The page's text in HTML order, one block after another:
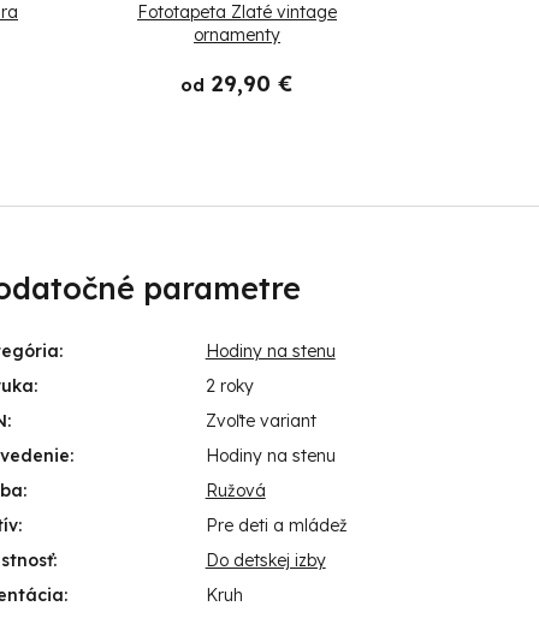
Fototapeta Zlaté vintage
ornamenty
od 29,90 €
parametre
:
Hodiny na stenu
:
2 roky
:
Zvoľte variant
:
Hodiny na stenu
:
Ružová
:
Pre deti a mládež
:
Do detskej izby
:
Kruh